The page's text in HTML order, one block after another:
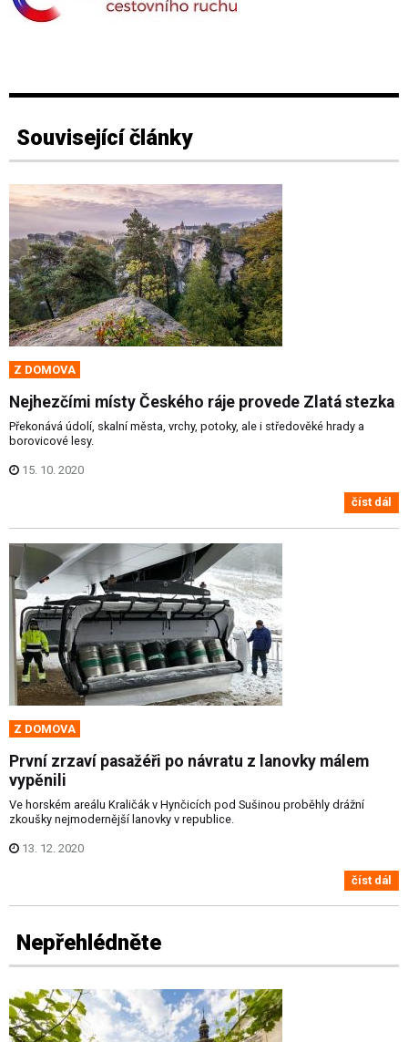
Související články
Z DOMOVA
Nejhezčími místy Českého ráje provede Zlatá stezka
Překonává údolí, skalní města, vrchy, potoky, ale i středověké hrady a
borovicové lesy.
15. 10. 2020
číst dál
Z DOMOVA
První zrzaví pasažéři po návratu z lanovky málem
vypěnili
Ve horském areálu Kraličák v Hynčicích pod Sušinou proběhly drážní
zkoušky nejmodernější lanovky v republice.
13. 12. 2020
číst dál
Nepřehlédněte